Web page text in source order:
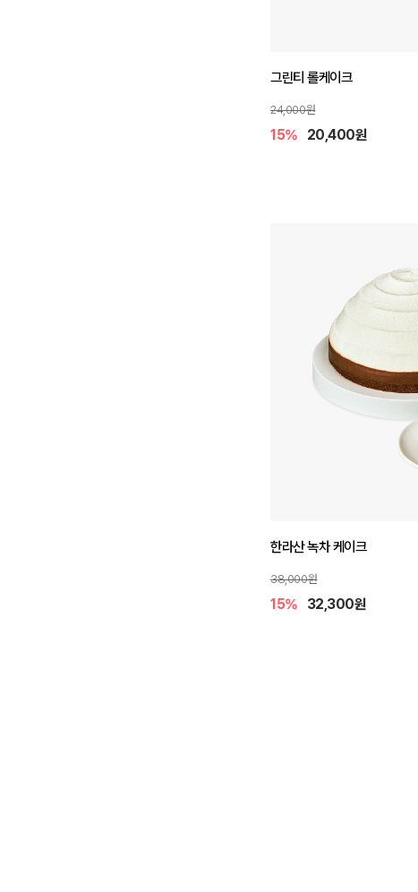
그린티 롤케이크
24,000원
15% 20,400원
한라산 녹차 케이크
38,000원
15% 32,300원